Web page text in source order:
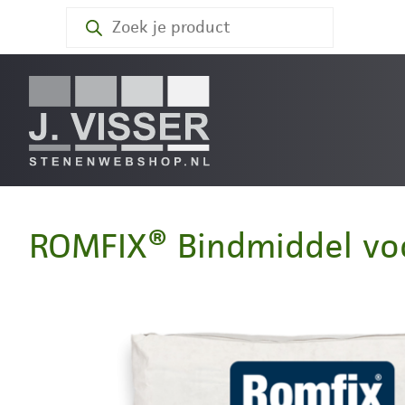
zoeken
ROMFIX® Bindmiddel